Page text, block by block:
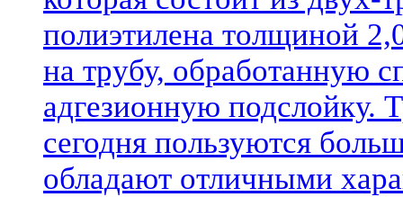
полиэтилена толщиной
на трубу, обработанную
адгезионную подслойку.
сегодня пользуются
обладают отличными